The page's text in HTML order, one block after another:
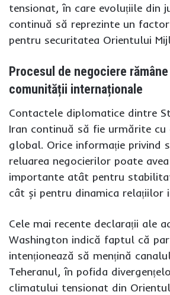
tensionat, în care evoluțiile din
continuă să reprezinte un
pentru securitatea Orientului
Procesul de negociere
comunității internaționale
Contactele diplomatice dintre
Iran continuă să fie urmărite cu
global. Orice informație privind
reluarea negocierilor poate
importante atât pentru
cât și pentru dinamica relațiilor
Cele mai recente declarații ale
Washington indică faptul că
intenționează să mențină
Teheranul, în pofida
climatului tensionat din